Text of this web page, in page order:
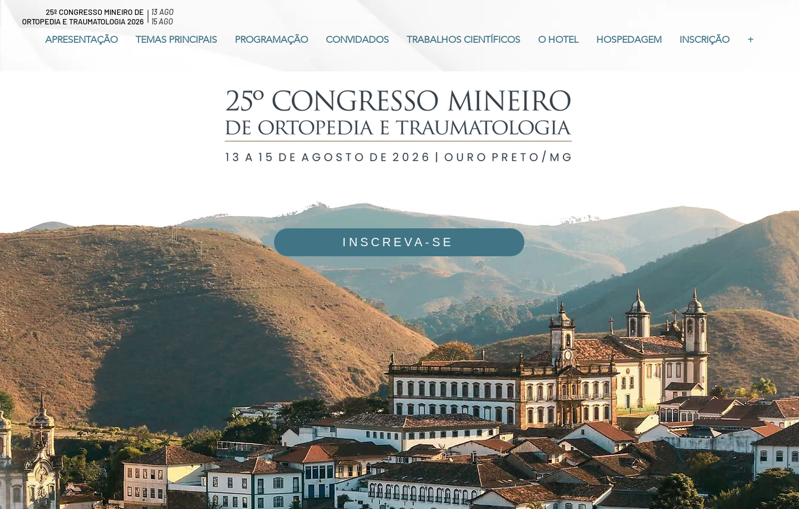
25º CONGRESSO MINEIRO DE
ORTOPEDIA E TRAUMATOLOGIA 2026
13 AGO
15 AGO
APRESENTAÇÃO TEMAS PRINCIPAIS PROGRAMAÇÃO CONVIDADOS TRABALHOS CIENTÍFICOS O HOTEL HOSPEDAGEM INSCRIÇÃO +
INSCREVA-SE